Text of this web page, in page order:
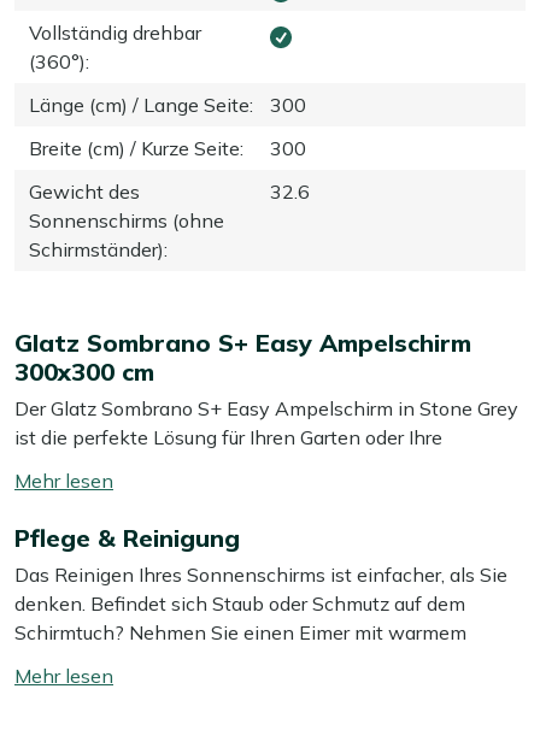
Vollständig drehbar
(360°):
Länge (cm) / Lange Seite:
300
Breite (cm) / Kurze Seite:
300
Gewicht des
Sonnenschirms (ohne
Schirmständer):
32.6
Glatz Sombrano S+ Easy Ampelschirm
300x300 cm
Der Glatz Sombrano S+ Easy Ampelschirm in Stone Grey
ist die perfekte Lösung für Ihren Garten oder Ihre
Ampelschirm großzügigen Schatten, ohne dass ein
störender Mast in der Mitte steht. Der Schirm ist einfach
zu bedienen und lässt sich um 360 Grad drehen, sodass
Sie den ganzen Tag über einen schattigen Platz
genießen können. Super praktisch und bequem für
entspannte Stunden im Freien!
umschalten
Pflege & Reinigung
Das Reinigen Ihres Sonnenschirms ist einfacher, als Sie
denken. Befindet sich Staub oder Schmutz auf dem
Schirmtuch? Nehmen Sie einen Eimer mit warmem
Sie das Tuch vorsichtig mit einem weichen Schwamm ab.